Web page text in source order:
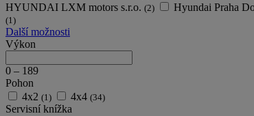
HYUNDAI LXM motors s.r.o. (2) Hyundai Praha
(1)
Další možnosti
Výkon
0 – 189
Pohon
4x2 (1) 4x4 (34)
Servisní knížka